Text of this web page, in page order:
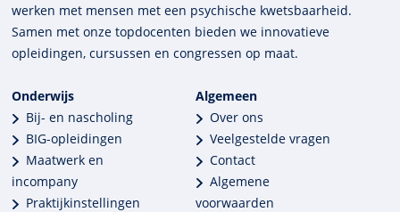
werken met mensen met een psychische kwets­baar­heid.
Samen met onze top­docenten bieden we innova­tieve
opleidingen, cursussen en congres­sen op maat.
Onderwijs
Bij- en nascholing
BIG-opleidingen
Maatwerk en
incompany
Praktijkinstellingen
Algemeen
Over ons
Veelgestelde vragen
Contact
Algemene
voorwaarden